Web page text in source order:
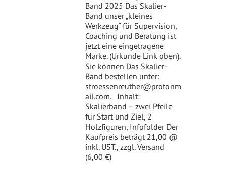
Band 2025 Das Skalier-
Band unser „kleines
Werkzeug“ für Supervision,
Coaching und Beratung ist
jetzt eine eingetragene
Marke. (Urkunde Link oben).
Sie können Das Skalier-
Band bestellen unter:
stroessenreuther@protonm
ail.com. Inhalt:
Skalierband – zwei Pfeile
für Start und Ziel, 2
Holzfiguren, Infofolder Der
Kaufpreis beträgt 21,00 @
inkl. UST., zzgl. Versand
(6,00 €)